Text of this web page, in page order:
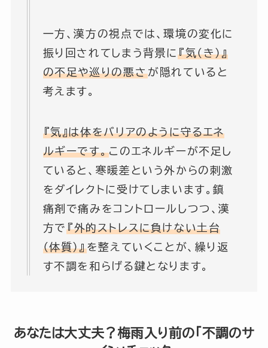
一方、漢方の視点では、環境の変化に
振り回されてしまう背景に『気（き）』
の不足や巡りの悪さが隠れていると
考えます。
『気』は体をバリアのように守るエネ
ルギーです。このエネルギーが不足し
ていると、寒暖差という外からの刺激
をダイレクトに受けてしまいます。鎮
痛剤で痛みをコントロールしつつ、漢
方で 『外的ストレスに負けない土台
（体質）』を整えていくことが、繰り返
す不調を和らげる鍵となります。
あなたは大丈夫？梅雨入り前の「不調のサ